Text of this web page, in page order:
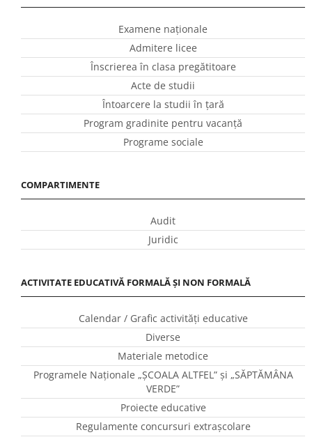
Examene naționale
Admitere licee
Înscrierea în clasa pregătitoare
Acte de studii
Întoarcere la studii în ţară
Program gradinite pentru vacanţă
Programe sociale
COMPARTIMENTE
Audit
Juridic
ACTIVITATE EDUCATIVĂ FORMALĂ ȘI NON FORMALĂ
Calendar / Grafic activităţi educative
Diverse
Materiale metodice
Programele Naţionale „ŞCOALA ALTFEL” și „SĂPTĂMÂNA
VERDE”
Proiecte educative
Regulamente concursuri extraşcolare